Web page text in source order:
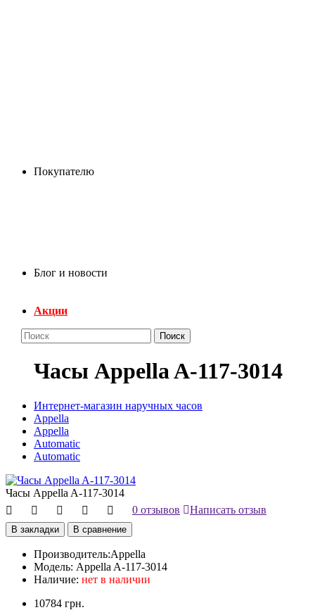
Покупателю
Блог и новости
Акции
Поиск
Часы Appella A-117-3014
Интернет-магазин наручных часов
Appella
Appella
Automatic
Automatic
Часы Appella A-117-3014
0 отзывов
Написать отзыв
В закладки В сравнение
Производитель:Appella
Модель: Appella A-117-3014
Наличие: нет в наличии
10784 грн.